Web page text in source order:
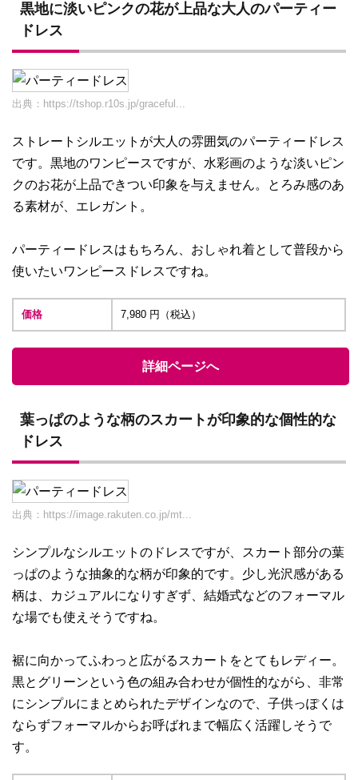
黒地に淡いピンクの花が上品な大人のパーティー
ドレス
出典： https://tshop.r10s.jp/graceful...
ストレートシルエットが大人の雰囲気のパーティードレス
です。黒地のワンピースですが、水彩画のような淡いピン
クのお花が上品できつい印象を与えません。とろみ感のあ
る素材が、エレガント。
パーティードレスはもちろん、おしゃれ着として普段から
使いたいワンピースドレスですね。
価格 7,980 円（税込）
詳細ページへ
葉っぱのような柄のスカートが印象的な個性的な
ドレス
出典： https://image.rakuten.co.jp/mt...
シンプルなシルエットのドレスですが、スカート部分の葉
っぱのような抽象的な柄が印象的です。少し光沢感がある
柄は、カジュアルになりすぎず、結婚式などのフォーマル
な場でも使えそうですね。
裾に向かってふわっと広がるスカートをとてもレディー。
黒とグリーンという色の組み合わせが個性的ながら、非常
にシンプルにまとめられたデザインなので、子供っぽくは
ならずフォーマルからお呼ばれまで幅広く活躍しそうで
す。